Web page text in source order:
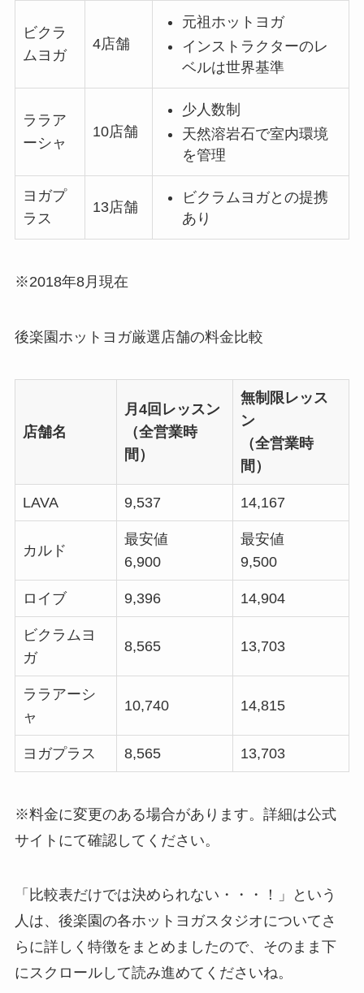
ビクラ
ムヨガ
4店舗
元祖ホットヨガ
インストラクターのレ
ベルは世界基準
ララア
ーシャ
10店舗
少人数制
天然溶岩石で室内環境
を管理
ヨガプ
ラス
13店舗
ビクラムヨガとの提携
あり
※2018年8月現在
後楽園ホットヨガ厳選店舗の料金比較
店舗名
月4回レッスン
（全営業時
間）
無制限レッス
ン
（全営業時
間）
LAVA 9,537 14,167
カルド
最安値
6,900
最安値
9,500
ロイブ 9,396 14,904
ビクラムヨ
ガ
8,565 13,703
ララアーシ
ャ
10,740 14,815
ヨガプラス 8,565 13,703
※料金に変更のある場合があります。詳細は公式
サイトにて確認してください。
「比較表だけでは決められない・・・！」という
人は、後楽園の各ホットヨガスタジオについてさ
らに詳しく特徴をまとめましたので、そのまま下
にスクロールして読み進めてくださいね。